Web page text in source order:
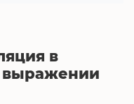
в
выражении